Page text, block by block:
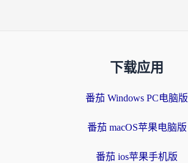
下载应用
番茄 Windows PC电脑版
番茄 macOS苹果电脑版
番茄 ios苹果手机版